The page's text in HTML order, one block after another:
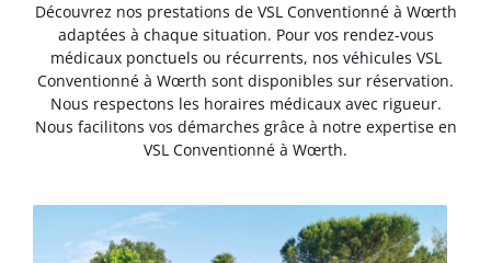
Découvrez nos prestations de VSL Conventionné à Wœrth
adaptées à chaque situation. Pour vos rendez-vous
médicaux ponctuels ou récurrents, nos véhicules VSL
Conventionné à Wœrth sont disponibles sur réservation.
Nous respectons les horaires médicaux avec rigueur.
Nous facilitons vos démarches grâce à notre expertise en
VSL Conventionné à Wœrth.